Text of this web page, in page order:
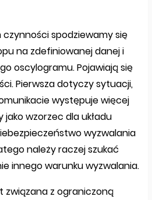
spodziewamy się
na zdefiniowanej danej i
oscylogramu. Pojawiają się
Pierwsza dotyczy sytuacji,
występuje więcej
wzorzec dla układu
wyzwalania
należy raczej szukać
innego warunku wyzwalania.
związana z ograniczoną